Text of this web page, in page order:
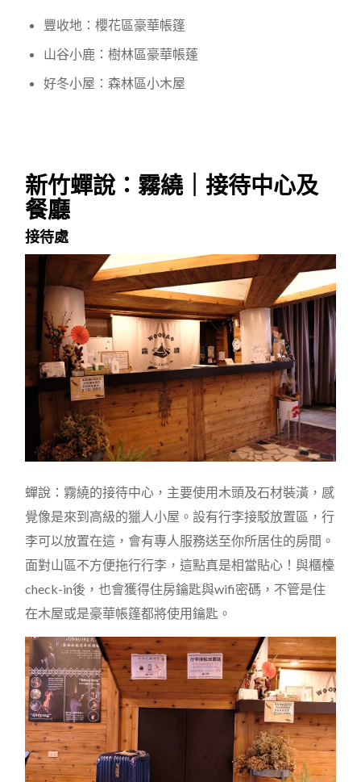
豐收地：櫻花區豪華帳篷
山谷小鹿：樹林區豪華帳蓬
好冬小屋：森林區小木屋
新竹蟬說：霧繞｜接待中心及
餐廳
接待處
蟬說：霧繞的接待中心，主要使用木頭及石材裝潢，感
覺像是來到高級的獵人小屋。設有行李接駁放置區，行
李可以放置在這，會有專人服務送至你所居住的房間。
面對山區不方便拖行行李，這點真是相當貼心！與櫃檯
check-in後，也會獲得住房鑰匙與wifi密碼，不管是住
在木屋或是豪華帳篷都將使用鑰匙。